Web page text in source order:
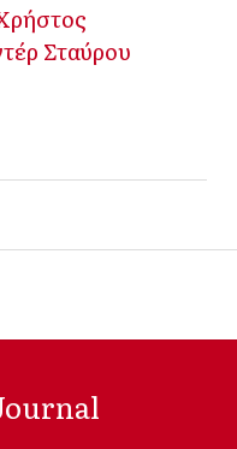
Σταύρου